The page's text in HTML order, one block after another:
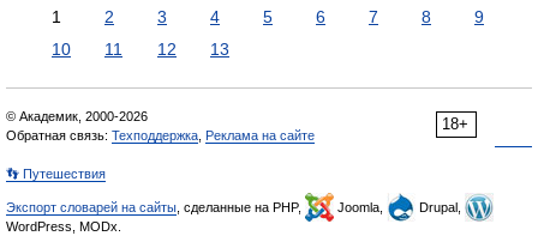
1 2 3 4 5 6 7 8
9
10
11 12 13
18+
© Академик, 2000-2026
Обратная связь: Техподдержка Реклама на сайте
👣 Путешествия
Экспорт словарей на сайты , сделанные на PHP, Joomla,
Drupal,
WordPress, MODx.